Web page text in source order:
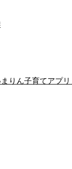
りん子育てアプリ